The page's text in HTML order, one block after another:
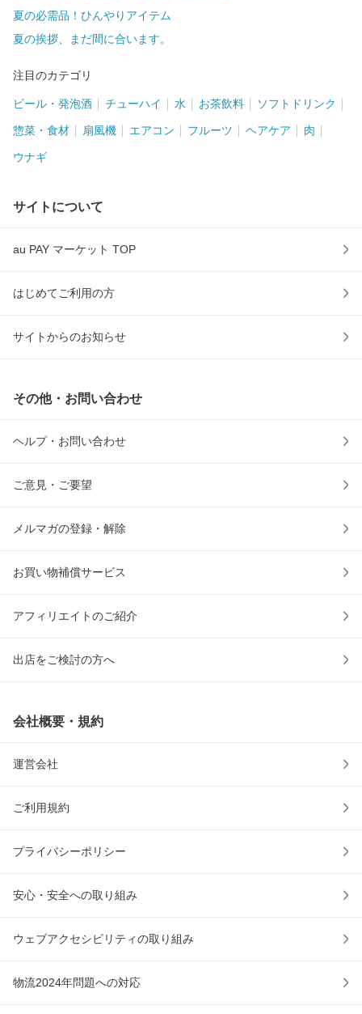
夏の必需品！ひんやりアイテム
夏の挨拶、まだ間に合います。
注目のカテゴリ
ビール・発泡酒 チューハイ 水 お茶飲料 ソフトドリンク
惣菜・食材 扇風機 エアコン フルーツ ヘアケア 肉
ウナギ
サイトについて
au PAY マーケット TOP
はじめてご利用の方
サイトからのお知らせ
その他・お問い合わせ
ヘルプ・お問い合わせ
ご意見・ご要望
メルマガの登録・解除
お買い物補償サービス
アフィリエイトのご紹介
出店をご検討の方へ
会社概要・規約
運営会社
ご利用規約
プライバシーポリシー
安心・安全への取り組み
ウェブアクセシビリティの取り組み
物流2024年問題への対応